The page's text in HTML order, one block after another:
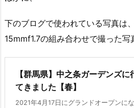
下のブログで使われている写真は
15mmf1.7の組み合わせで撮った写
【群馬県】中之条ガーデンズに
てきました【春】
2021年4月17日にグランドオープンに